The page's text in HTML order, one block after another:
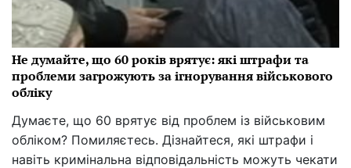
Не думайте, що 60 років врятує: які штрафи та
проблеми загрожують за ігнорування військового
обліку
Думаєте, що 60 врятує від проблем із військовим
обліком? Помиляєтесь. Дізнайтеся, які штрафи і
навіть кримінальна відповідальність можуть чекати